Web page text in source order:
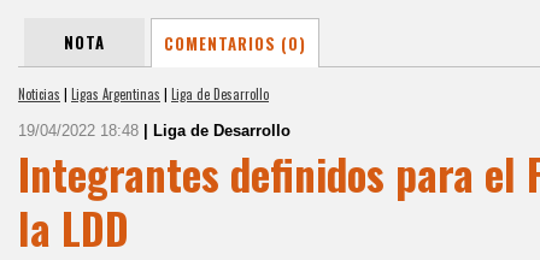
NOTA COMENTARIOS (0)
Noticias | Ligas Argentinas | Liga de Desarrollo
19/04/2022 18:48 | Liga de Desarrollo
Integrantes definidos para el
la LDD